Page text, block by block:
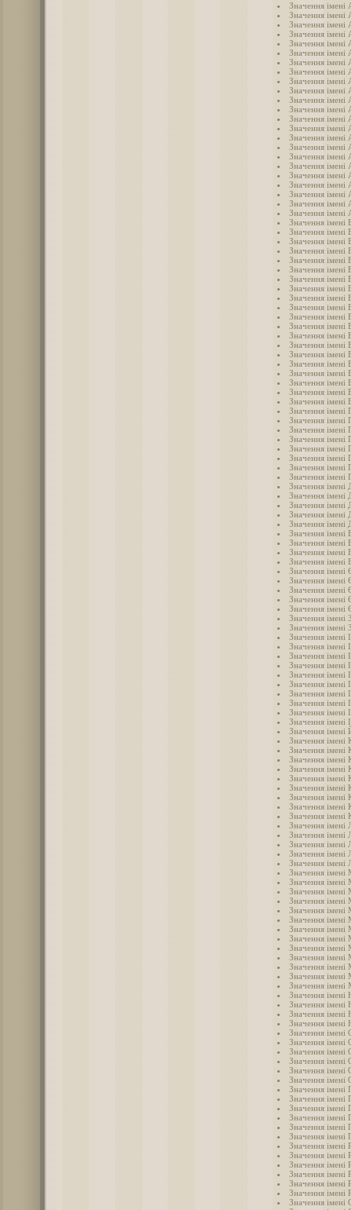
Значення імені
Значення імені
Значення імені
Значення імені
Значення імені
Значення імені
Значення імені
Значення імені
Значення імені
Значення імені
Значення імені
Значення імені
Значення імені
Значення імені
Значення імені
Значення імені
Значення імені
Значення імені
Значення імені
Значення імені
Значення імені
Значення імені
Значення імені
Значення імені
Значення імені
Значення імені
Значення імені
Значення імені
Значення імені
Значення імені
Значення імені
Значення імені
Значення імені
Значення імені
Значення імені
Значення імені
Значення імені
Значення імені
Значення імені
Значення імені
Значення
Значення імені
Значення імені
Значення імені
Значення імені
Значення імені
Значення імені
Значення імені
Значення імені
Значення імені
Значення імені
Значення імені
Значення імені
Значення імені
Значення імені
Значення імені
Значення імені
Значення імені
Значення імені
Значення імені
Значення імені
Значення імені
Значення імені
Значення імені
Значення імені
Значення імені
Значення імені
Значення імені
Значення імені
Значення імені
Значення імені
Значення імені
Значення імені
Значення імені
Значення імені
Значення імені
Значення імені
Значення імені
Значення імені
Значення імені
Значення імені
Значення імені
Значення імені
Значення імені
Значення імені
Значення імені
Значення імені
Значення імені
Значення імені
Значення імені
Значення імені
Значення імені
Значення імені
Значення імені
Значення імені
Значення імені
Значення імені
Значення імені
Значення імені
Значення
Значення
Значення імені
Значення імені
Значення імені
Значення імені
Значення імені
Значення імені
Значення імені
Значення імені
Значення імені
Значення імені
Значення імені
Значення імені
Значення імені
Значення імені
Значення імені
Значення імені
Значення імені
Значення імені
Значення імені
Значення імені
Значення імені
Значення імені
Значення імені
Значення імені
Значення імені
Значення імені
Значення імені